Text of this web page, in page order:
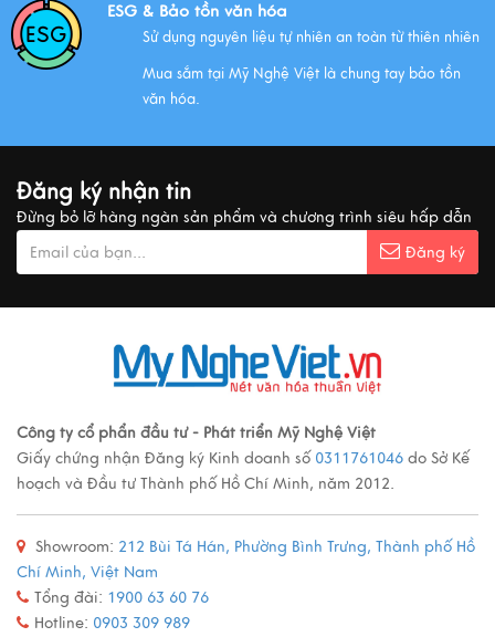
QUÀ VĂN HÓA VIỆT TẶNG KHÁCH QUỐC TẾ
Xem thêm
Ý nghĩa cảnh vật Tranh sơn mài
Các loại tranh sơn mài nổi tiếng
Xem thêm
Quy trình sản xuất đồ đồng
Xem thêm
ESG & Bảo tồn văn hóa
Sử dụng nguyên liệu tự nhiên an toàn từ thiên nhiên
Mua sắm tại Mỹ Nghệ Việt là chung tay bảo tồn
văn hóa.
Đăng ký nhận tin
Đừng bỏ lỡ hàng ngàn sản phẩm và chương trình siêu hấp dẫn
Đăng ký
Công ty cổ phẩn đầu tư - Phát triển Mỹ Nghệ Việt
Giấy chứng nhận Đăng ký Kinh doanh số 0311761046 do Sở Kế
hoạch và Đầu tư Thành phố Hồ Chí Minh, năm 2012.
Showroom: 212 Bùi Tá Hán, Phường Bình Trưng, Thành phố Hồ
Chí Minh, Việt Nam
Tổng đài: 1900 63 60 76
Hotline: 0903 309 989